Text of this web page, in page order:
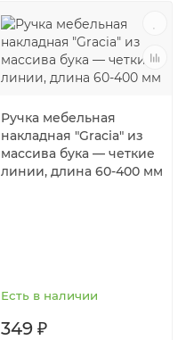
Ручка мебельная
накладная "Gracia" из
массива бука — четкие
линии, длина 60-400 мм
Есть в наличии
349 ₽